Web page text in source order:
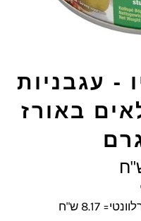
- עגבניות
באורז